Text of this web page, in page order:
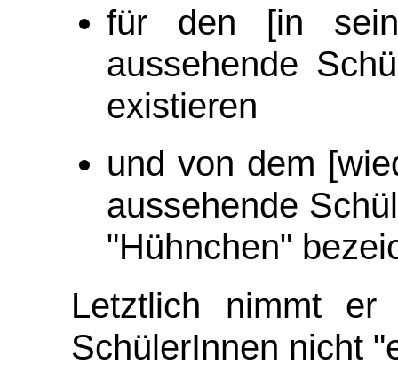
für den [in
aussehende
existieren
und von dem
aussehende
"Hühnchen"
Letztlich nimmt
SchülerInnen nicht